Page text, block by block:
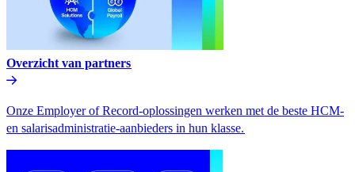
Overzicht van partners​​
Onze Employer of Record-oplossingen werken met de beste HCM-
en salarisadministratie-aanbieders in hun klasse.​​